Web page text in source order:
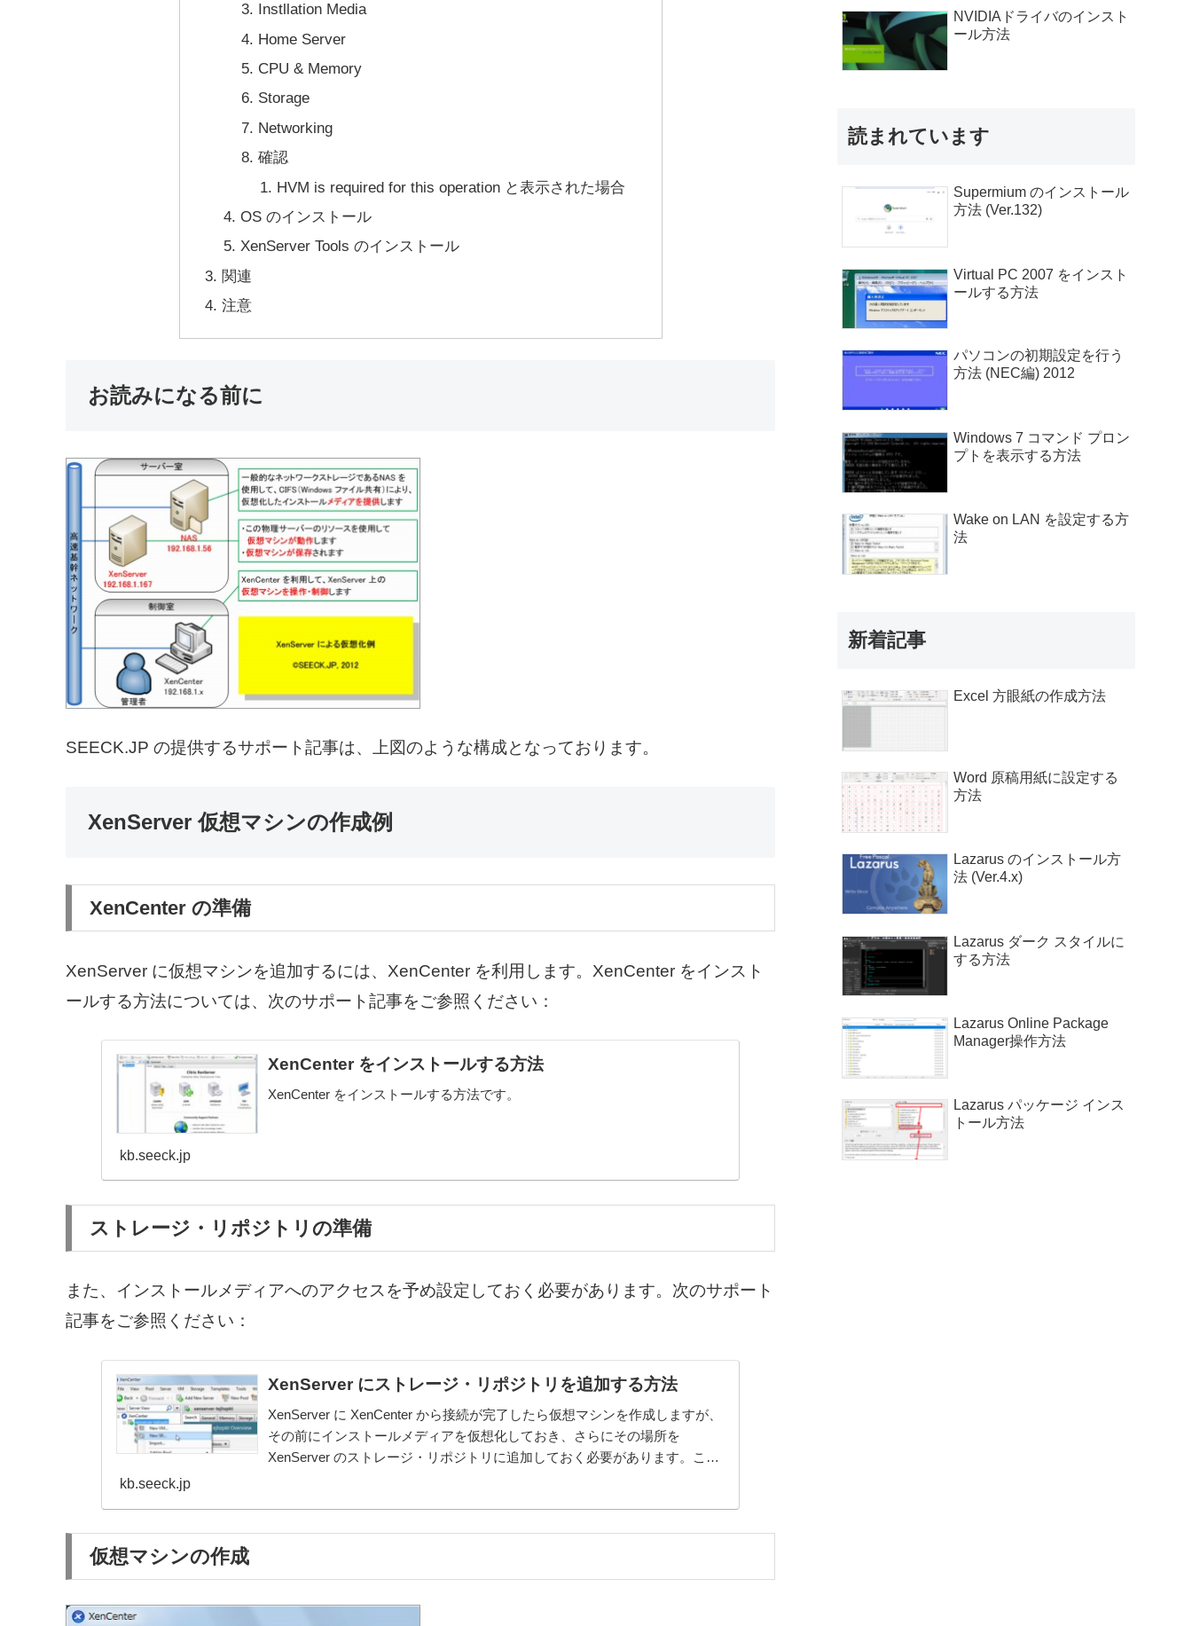
Instllation Media
Home Server
CPU & Memory
Storage
Networking
確認
HVM is required for this operation と表示された場合
OS のインストール
XenServer Tools のインストール
関連
注意
お読みになる前に
SEECK.JP の提供するサポート記事は、上図のような構成となっております。
XenServer 仮想マシンの作成例
XenCenter の準備
XenServer に仮想マシンを追加するには、XenCenter を利用します。XenCenter をインスト
ールする方法については、次のサポート記事をご参照ください：
XenCenter をインストールする方法
XenCenter をインストールする方法です。
kb.seeck.jp
ストレージ・リポジトリの準備
また、インストールメディアへのアクセスを予め設定しておく必要があります。次のサポート
記事をご参照ください：
XenServer にストレージ・リポジトリを追加する方法
XenServer に XenCenter から接続が完了したら仮想マシンを作成しますが、
その前にインストールメディアを仮想化しておき、さらにその場所を
XenServer のストレージ・リポジトリに追加しておく必要があります。ここ
kb.seeck.jp
仮想マシンの作成
NVIDIAドライバのインスト
ール方法
読まれています
Supermium のインストール
方法 (Ver.132)
Virtual PC 2007 をインスト
ールする方法
パソコンの初期設定を行う
方法 (NEC編) 2012
Windows 7 コマンド プロン
プトを表示する方法
Wake on LAN を設定する方
法
新着記事
Excel 方眼紙の作成方法
Word 原稿用紙に設定する
方法
Lazarus のインストール方
法 (Ver.4.x)
Lazarus ダーク スタイルに
する方法
Lazarus Online Package
Manager操作方法
Lazarus パッケージ インス
トール方法